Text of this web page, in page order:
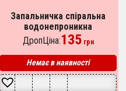
Запальничка спіральна
водонепроникна
електронна з LED
ліхтариком та зарядкою
від USB
ДропЦіна:135грн
Немає в наявності